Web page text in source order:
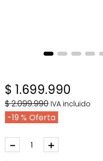
$ 1.699.990
$2.099.990 IVA incluido
19 %
＋
－